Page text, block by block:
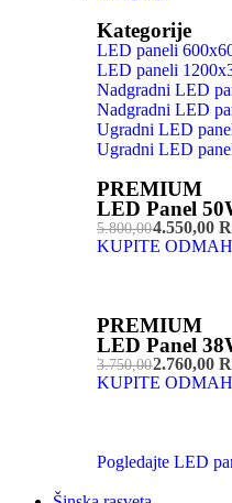
Kategorije
LED paneli
LED paneli
Nadgradni LED
Nadgradni LED
Ugradni LED
Ugradni LED
PREMIUM
LED Panel
5.800,004.550,00
KUPITE ODMAH
PREMIUM
LED Panel
3.750,002.760,00
KUPITE ODMAH
Pogledajte LED